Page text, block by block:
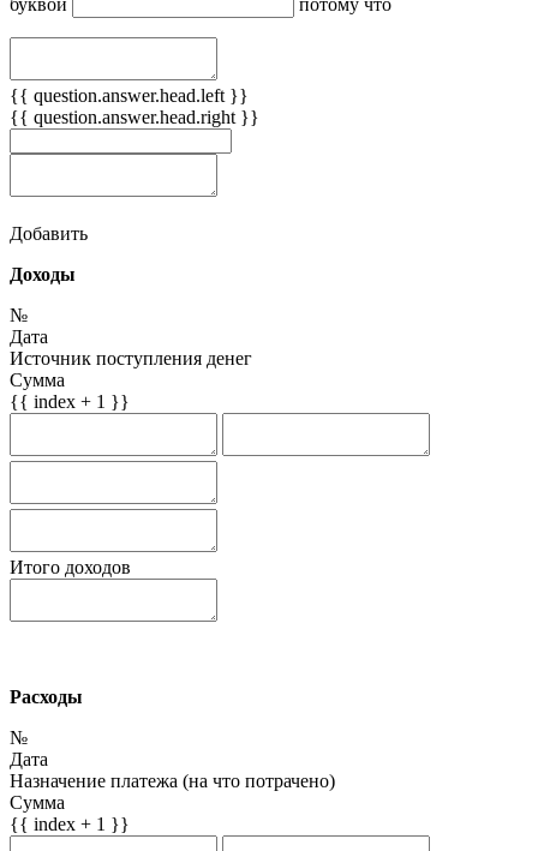
буквой потому что
{{ question.answer.head.left }}
{{ question.answer.head.right }}
Добавить
Доходы
№
Дата
Источник поступления денег
Сумма
{{ index + 1 }}
Итого доходов
Расходы
№
Дата
Назначение платежа (на что потрачено)
Сумма
{{ index + 1 }}